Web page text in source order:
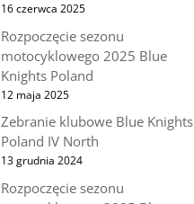
16 czerwca 2025
Rozpoczęcie sezonu
motocyklowego 2025 Blue
Knights Poland
12 maja 2025
Zebranie klubowe Blue Knights
Poland IV North
13 grudnia 2024
Rozpoczęcie sezonu